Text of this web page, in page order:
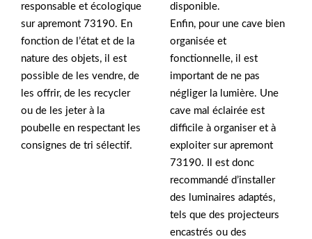
responsable et écologique
sur apremont 73190. En
fonction de l’état et de la
nature des objets, il est
possible de les vendre, de
les offrir, de les recycler
ou de les jeter à la
poubelle en respectant les
consignes de tri sélectif.
disponible.
Enfin, pour une cave bien
organisée et
fonctionnelle, il est
important de ne pas
négliger la lumière. Une
cave mal éclairée est
difficile à organiser et à
exploiter sur apremont
73190. Il est donc
recommandé d’installer
des luminaires adaptés,
tels que des projecteurs
encastrés ou des